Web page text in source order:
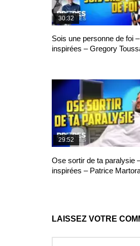
30:32
Sois une personne de foi
inspirées – Gregory
29:52
Ose sortir de ta paralysie
inspirées – Patrice
LAISSEZ VOTRE